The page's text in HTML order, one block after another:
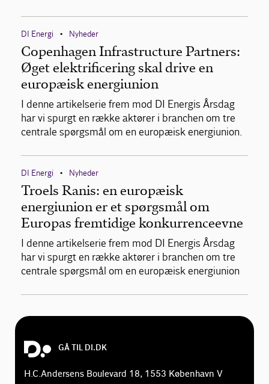
DI Energi • Nyheder
Copenhagen Infrastructure Partners:
Øget elektrificering skal drive en
europæisk energiunion
I denne artikelserie frem mod DI Energis Årsdag
har vi spurgt en række aktører i branchen om tre
centrale spørgsmål om en europæisk energiunion.
DI Energi • Nyheder
Troels Ranis: en europæisk
energiunion er et spørgsmål om
Europas fremtidige konkurrenceevne
I denne artikelserie frem mod DI Energis Årsdag
har vi spurgt en række aktører i branchen om tre
centrale spørgsmål om en europæisk energiunion
GÅ TIL DI.DK
H.C.Andersens Boulevard 18, 1553 København V